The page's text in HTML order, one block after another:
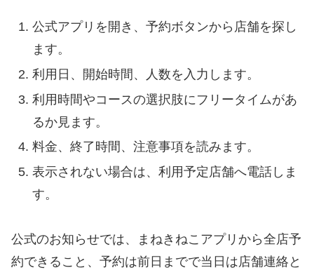
公式アプリを開き、予約ボタンから店舗を探し
ます。
利用日、開始時間、人数を入力します。
利用時間やコースの選択肢にフリータイムがあ
るか見ます。
料金、終了時間、注意事項を読みます。
表示されない場合は、利用予定店舗へ電話しま
す。
公式のお知らせでは、まねきねこアプリから全店予
約できること、予約は前日までで当日は店舗連絡と